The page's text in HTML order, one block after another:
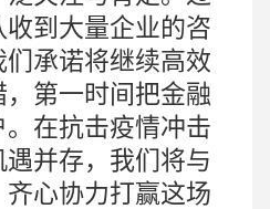
到大量企业的咨
承诺将继续高效
第一时间把金融
在抗击疫情冲击
并存，我们将与
心协力打赢这场